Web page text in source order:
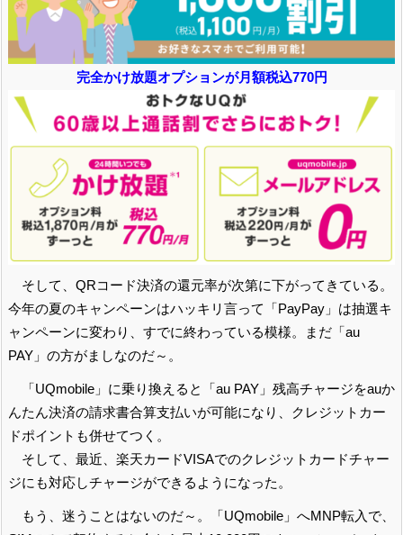
完全かけ放題オプションが月額税込770円
そして、QRコード決済の還元率が次第に下がってきている。
今年の夏のキャンペーンはハッキリ言って「PayPay」は抽選キ
ャンペーンに変わり、すでに終わっている模様。まだ「au
PAY」の方がましなのだ～。
「UQmobile」に乗り換えると「au PAY」残高チャージをauか
んたん決済の請求書合算支払いが可能になり、クレジットカー
ドポイントも併せてつく。
そして、最近、楽天カードVISAでのクレジットカードチャー
ジにも対応しチャージができるようになった。
もう、迷うことはないのだ～。「UQmobile」へMNP転入で、